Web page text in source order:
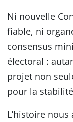
Ni nouvelle
fiable, ni
consensus
électoral :
projet non
pour la
L’histoire